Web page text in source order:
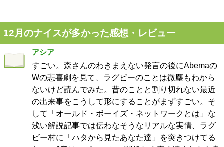
12月のナイスが多かった感想・レビュー
アシア
すごい。森さんのわきまえない発言の後にAbemaの
Wの悲喜劇を見て、ラグビーのことは微塵もわから
ないけど読んでみた。昔のことと割り切れない最近
の出来事をこうして形にすることがまずすごい。そ
して「オールド・ボーイズ・ネットワークとは」な
浅い解説記事では伝わなそうなリアルな実情、ラグ
ビー村に「ハタから見たあなた達」を突きつけてる